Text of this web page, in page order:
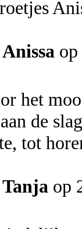
Anissa
het
de
tot
Tanja op